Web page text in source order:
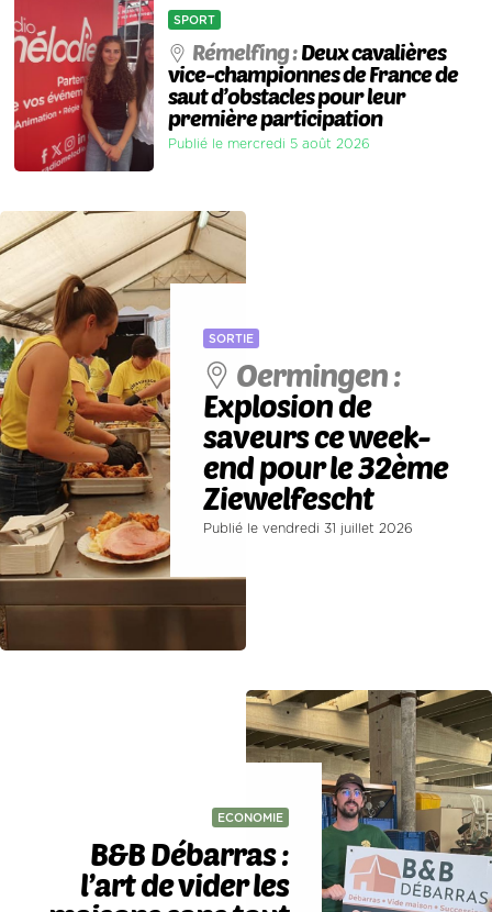
SPORT
Rémelfing :Deux cavalières
vice-championnes de France de
saut d’obstacles pour leur
première participation
Publié le mercredi 5 août 2026
SORTIE
Oermingen :
Explosion de
saveurs ce week-
end pour le 32ème
Ziewelfescht
Publié le vendredi 31 juillet 2026
ECONOMIE
B&B Débarras :
l’art de vider les